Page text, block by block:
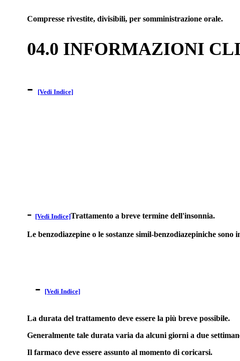
Compresse rivestite, divisibili, per somministrazione orale.
04.0 INFORMAZIONI
-
[Vedi Indice]
- [Vedi Indice]Trattamento a breve termine dell'insonnia.
Le benzodiazepine o le sostanze simil-benzodiazepiniche
- [Vedi Indice]
La durata del trattamento deve essere la più breve possibile.
Generalmente tale durata varia da alcuni giorni a due
Il farmaco deve essere assunto al momento di coricarsi.